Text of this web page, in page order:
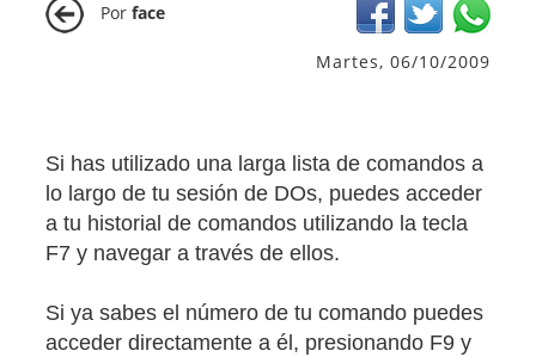
Porface
Martes, 06/10/2009
Si has utilizado una larga lista de comandos a
lo largo de tu sesión de DOs, puedes acceder
a tu historial de comandos utilizando la tecla
F7 y navegar a través de ellos.
Si ya sabes el número de tu comando puedes
acceder directamente a él, presionando F9 y